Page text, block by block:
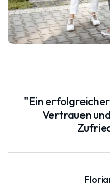
"Ein
Vertrauen